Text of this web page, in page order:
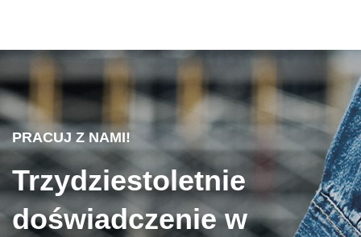
PRACUJ Z NAMI!
Trzydziestoletnie
doświadczenie w